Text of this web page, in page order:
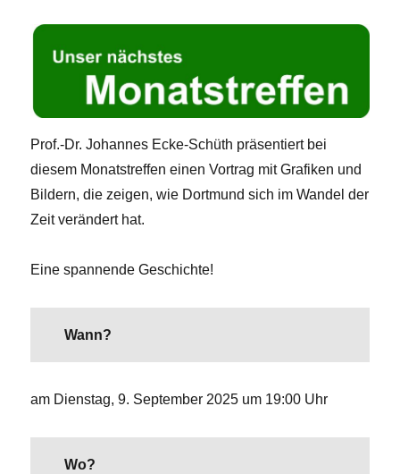
Prof.-Dr. Johannes Ecke-Schüth präsentiert bei
diesem Monatstreffen einen Vortrag mit Grafiken und
Bildern, die zeigen, wie Dortmund sich im Wandel der
Zeit verändert hat.
Eine spannende Geschichte!
Wann?
am Dienstag, 9. September 2025 um 19:00 Uhr
Wo?